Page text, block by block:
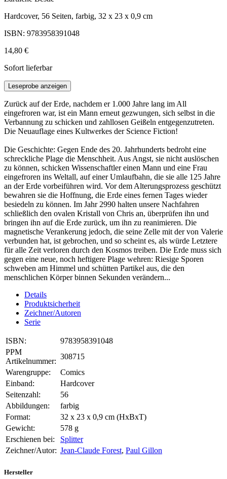
Hardcover, 56 Seiten, farbig, 32 x 23 x 0,9 cm
ISBN: 9783958391048
14,80 €
Sofort lieferbar
Leseprobe anzeigen
Zurück auf der Erde, nachdem er 1.000 Jahre lang im All
eingefroren war, ist ein Mann erneut gezwungen, sich selbst in die
Verbannung zu schicken und zahllosen Geißeln entgegenzutreten.
Die Neuauflage eines Kultwerkes der Science Fiction!
Die Geschichte: Gegen Ende des 20. Jahrhunderts bedroht eine
schreckliche Plage die Menschheit. Aus Angst, sie nicht auslöschen
zu können, schicken Wissenschaftler einen Mann und eine Frau
eingefroren ins Weltall, auf einer Umlaufbahn, die sie alle 125 Jahre
an der Erde vorbeiführen wird. Vor dem Alterungsprozess geschützt
bewahren sie die Hoffnung, die Erde eines fernen Tages wieder
besiedeln zu können. Im Jahr 2990 halten unsere Nachfahren
schließlich den ovalen Kristall von Chris an, überprüfen ihn und
bringen ihn auf die Erde zurück, um ihn zu reanimieren. Die
magnetische Verankerung jedoch, die seine Zelle mit der von Valerie
verbunden hat, ist gebrochen, und so scheint es, als würde Letztere
für alle Zeit verloren durch den Kosmos treiben. Die Erde muss sich
gegen eine neue, noch heftigere Plage wehren: Riesige Sporen
schweben am Himmel und schütten Partikel aus, die den
menschlichen Körper binnen Sekunden verändern...
Details
Produktsicherheit
Zeichner/Autoren
Serie
ISBN:
9783958391048
PPM
Artikelnummer:
308715
Warengruppe:
Comics
Einband:
Hardcover
Seitenzahl:
56
Abbildungen:
farbig
Format:
32 x 23 x 0,9 cm (HxBxT)
Gewicht:
578 g
Erschienen bei:
Splitter
Zeichner/Autor: Jean-Claude Forest, Paul Gillon
Hersteller